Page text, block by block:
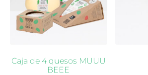
Caja de 4 quesos MUUU
BEEE